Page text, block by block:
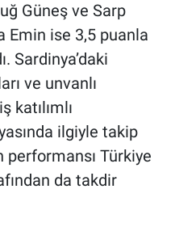
Güneş ve Sarp
Emin ise 3,5 puanla
Sardinya’daki
ve unvanlı
katılımlı
ilgiyle takip
performansı Türkiye
da takdir